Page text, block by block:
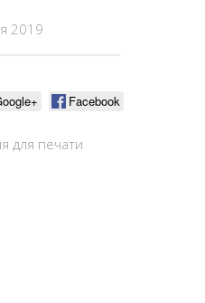
2019
Facebook
для печати